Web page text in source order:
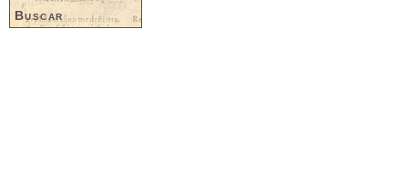
Buscar